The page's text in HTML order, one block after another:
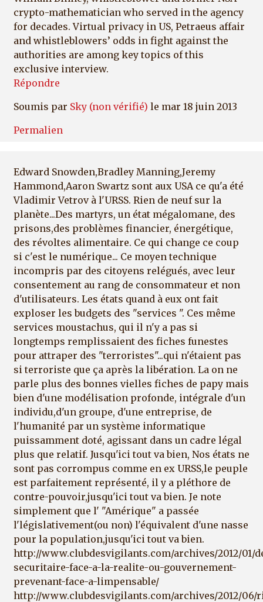
crypto-mathematician who served in the agency
for decades. Virtual privacy in US, Petraeus affair
and whistleblowers’ odds in fight against the
authorities are among key topics of this
exclusive interview.
Répondre
Soumis par Sky (non vérifié) le mar 18 juin 2013
Permalien
Edward Snowden,Bradley Manning,Jeremy
Hammond,Aaron Swartz sont aux USA ce qu'a été
Vladimir Vetrov à l'URSS. Rien de neuf sur la
planète...Des martyrs, un état mégalomane, des
prisons,des problèmes financier, énergétique,
des révoltes alimentaire. Ce qui change ce coup
si c'est le numérique... Ce moyen technique
incompris par des citoyens relégués, avec leur
consentement au rang de consommateur et non
d'utilisateurs. Les états quand à eux ont fait
exploser les budgets des "services ". Ces même
services moustachus, qui il n'y a pas si
longtemps remplissaient des fiches funestes
pour attraper des "terroristes"...qui n'étaient pas
si terroriste que ça après la libération. La on ne
parle plus des bonnes vielles fiches de papy mais
bien d'une modélisation profonde, intégrale d'un
individu,d'un groupe, d'une entreprise, de
l'humanité par un système informatique
puissamment doté, agissant dans un cadre légal
plus que relatif. Jusqu'ici tout va bien, Nos états ne
sont pas corrompus comme en ex URSS,le peuple
est parfaitement représenté, il y a pléthore de
contre-pouvoir,jusqu'ici tout va bien. Je note
simplement que l' "Amérique" a passée
l'législativement(ou non) l'équivalent d'une nasse
pour la population,jusqu'ici tout va bien.
http://www.clubdesvigilants.com/archives/2012/01/
securitaire-face-a-la-realite-ou-gouvernement-
prevenant-face-a-limpensable/
http://www.clubdesvigilants.com/archives/2012/06/